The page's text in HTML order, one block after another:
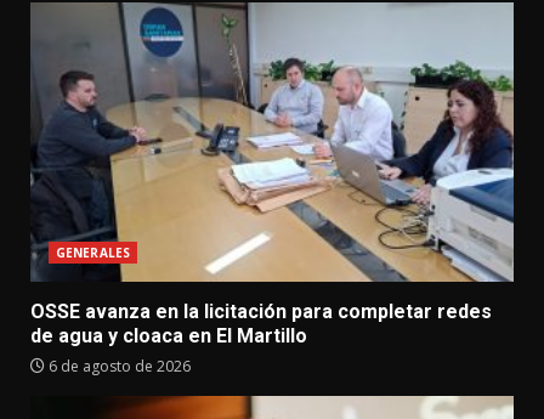
GENERALES
OSSE avanza en la licitación para completar redes
de agua y cloaca en El Martillo
6 de agosto de 2026